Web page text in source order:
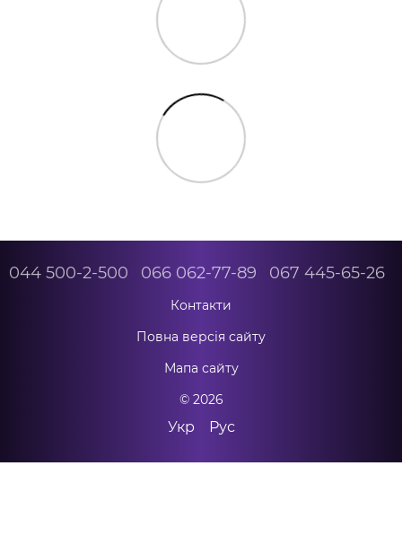
044 500-2-500 066 062-77-89 067 445-65-26
Контакти
Повна версія сайту
Мапа сайту
© 2026
Укр Рус